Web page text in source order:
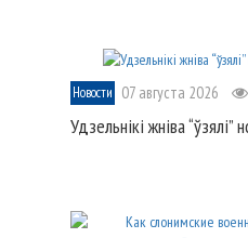
Новости 07 августа 2026
Удзельнікі жніва